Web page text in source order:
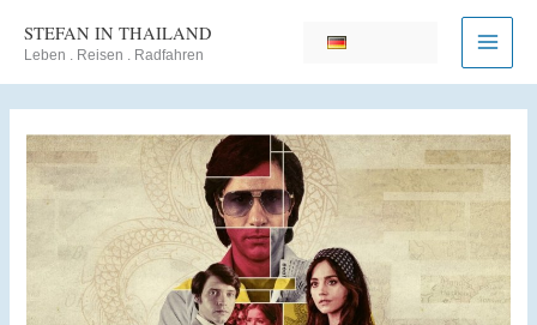
Inhalt
STEFAN IN THAILAND
Leben . Reisen . Radfahren